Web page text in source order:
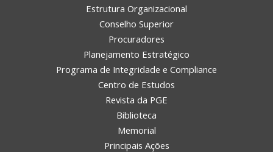
Estrutura Organizacional
Conselho Superior
Procuradores
Planejamento Estratégico
Programa de Integridade e Compliance
Centro de Estudos
Revista da PGE
Biblioteca
Memorial
Principais Ações